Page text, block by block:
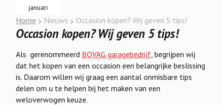
januari
Home Nieuws Occasion kopen? Wij geven 5 tips!
Occasion kopen? Wij geven 5 tips!
Als gerenommeerd BOVAG garagebedrijf, begrijpen wij
dat het kopen van een occasion een belangrijke beslissing
is. Daarom willen wij graag een aantal onmisbare tips
delen om u te helpen bij het maken van een
weloverwogen keuze.